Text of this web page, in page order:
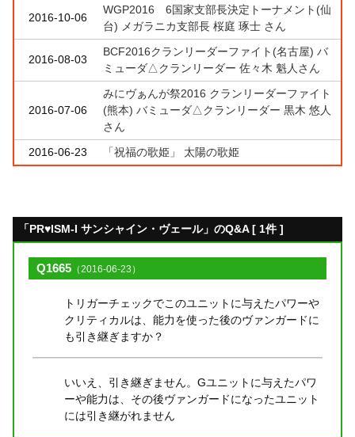
2016-10-06
WGP2016 6国家支部長決定トーナメント(仙
台) メガラニカ支部長 桜庭 琢士 さん
2016-08-03
BCF2016クランリーダーファイト(名古屋) バ
ミューダ△クランリーダー 佐々木 魁人さん
2016-07-06
みにヴぁんが祭2016 クランリーダーファイト
(熊本) バミューダ△クランリーダー 黒木 悠人
さん
2016-06-23
「祝福の歌姫」 太陽の歌姫
「PR♥ISM-I サンシャイン・ヴェール」のQ&A [ 1件 ]
Q1665 （2016-06-23）
トリガーチェックでこのユニットに与えたパワーや
クリティカルは、能力を使った後のヴァンガードに
も引き継ぎますか？
いいえ、引き継ぎません。Gユニットに与えたパワ
ーや能力は、その後ヴァンガードになったユニット
には引き継がれません